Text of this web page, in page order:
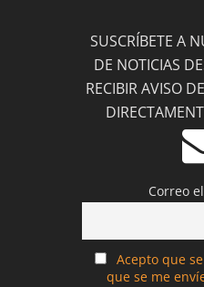
SUSCRÍBETE A
DE NOTICIAS
RECIBIR AVISO
Correo
Acepto que
que se me